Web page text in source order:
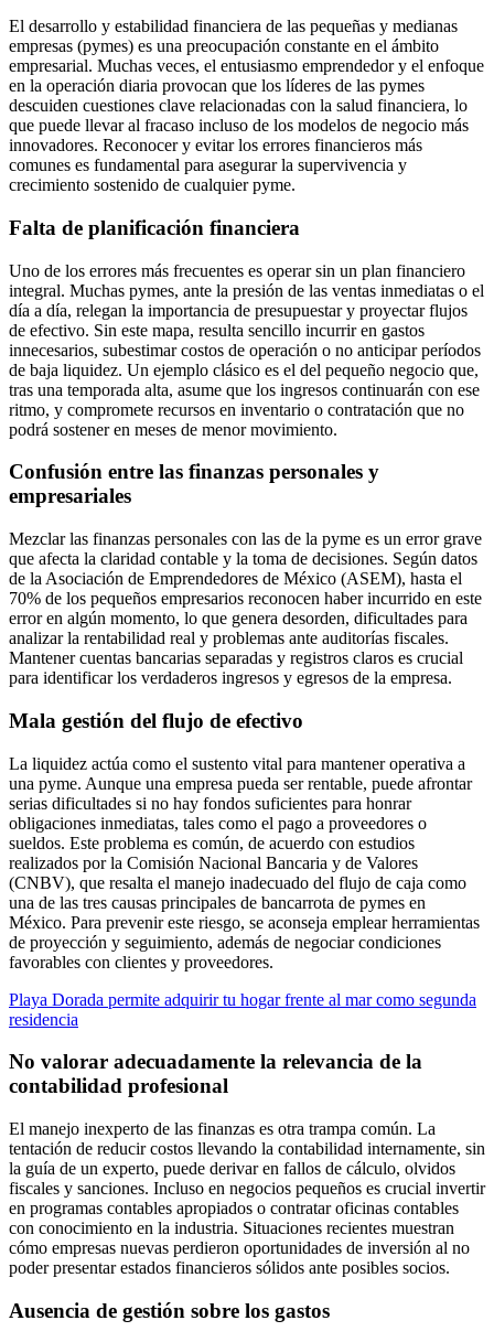
El desarrollo y estabilidad financiera de las pequeñas y medianas
empresas (pymes) es una preocupación constante en el ámbito
empresarial. Muchas veces, el entusiasmo emprendedor y el enfoque
en la operación diaria provocan que los líderes de las pymes
descuiden cuestiones clave relacionadas con la salud financiera, lo
que puede llevar al fracaso incluso de los modelos de negocio más
innovadores. Reconocer y evitar los errores financieros más
comunes es fundamental para asegurar la supervivencia y
crecimiento sostenido de cualquier pyme.
Falta de planificación financiera
Uno de los errores más frecuentes es operar sin un plan financiero
integral. Muchas pymes, ante la presión de las ventas inmediatas o el
día a día, relegan la importancia de presupuestar y proyectar flujos
de efectivo. Sin este mapa, resulta sencillo incurrir en gastos
innecesarios, subestimar costos de operación o no anticipar períodos
de baja liquidez. Un ejemplo clásico es el del pequeño negocio que,
tras una temporada alta, asume que los ingresos continuarán con ese
ritmo, y compromete recursos en inventario o contratación que no
podrá sostener en meses de menor movimiento.
Confusión entre las finanzas personales y
empresariales
Mezclar las finanzas personales con las de la pyme es un error grave
que afecta la claridad contable y la toma de decisiones. Según datos
de la Asociación de Emprendedores de México (ASEM), hasta el
70% de los pequeños empresarios reconocen haber incurrido en este
error en algún momento, lo que genera desorden, dificultades para
analizar la rentabilidad real y problemas ante auditorías fiscales.
Mantener cuentas bancarias separadas y registros claros es crucial
para identificar los verdaderos ingresos y egresos de la empresa.
Mala gestión del flujo de efectivo
La liquidez actúa como el sustento vital para mantener operativa a
una pyme. Aunque una empresa pueda ser rentable, puede afrontar
serias dificultades si no hay fondos suficientes para honrar
obligaciones inmediatas, tales como el pago a proveedores o
sueldos. Este problema es común, de acuerdo con estudios
realizados por la Comisión Nacional Bancaria y de Valores
(CNBV), que resalta el manejo inadecuado del flujo de caja como
una de las tres causas principales de bancarrota de pymes en
México. Para prevenir este riesgo, se aconseja emplear herramientas
de proyección y seguimiento, además de negociar condiciones
favorables con clientes y proveedores.
Playa Dorada permite adquirir tu hogar frente al mar como segunda
residencia
No valorar adecuadamente la relevancia de la
contabilidad profesional
El manejo inexperto de las finanzas es otra trampa común. La
tentación de reducir costos llevando la contabilidad internamente, sin
la guía de un experto, puede derivar en fallos de cálculo, olvidos
fiscales y sanciones. Incluso en negocios pequeños es crucial invertir
en programas contables apropiados o contratar oficinas contables
con conocimiento en la industria. Situaciones recientes muestran
cómo empresas nuevas perdieron oportunidades de inversión al no
poder presentar estados financieros sólidos ante posibles socios.
Ausencia de gestión sobre los gastos